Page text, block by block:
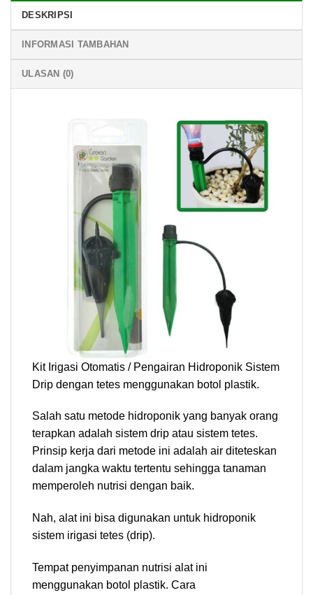
DESKRIPSI
INFORMASI TAMBAHAN
ULASAN (0)
Kit Irigasi Otomatis / Pengairan Hidroponik Sistem
Drip dengan tetes menggunakan botol plastik.
Salah satu metode hidroponik yang banyak orang
terapkan adalah sistem drip atau sistem tetes.
Prinsip kerja dari metode ini adalah air diteteskan
dalam jangka waktu tertentu sehingga tanaman
memperoleh nutrisi dengan baik.
Nah, alat ini bisa digunakan untuk hidroponik
sistem irigasi tetes (drip).
Tempat penyimpanan nutrisi alat ini
menggunakan botol plastik. Cara